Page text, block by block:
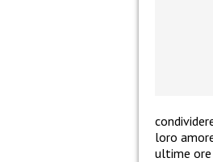
loro
ultime ore